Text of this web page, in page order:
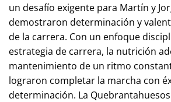
un desafío exigente para Martín y
demostraron determinación y
de la carrera. Con un enfoque
estrategia de carrera, la nutrición
mantenimiento de un ritmo
lograron completar la marcha con
determinación. La